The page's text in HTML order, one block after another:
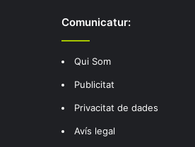
Comunicatur:
Qui Som
Publicitat
Privacitat de dades
Avís legal